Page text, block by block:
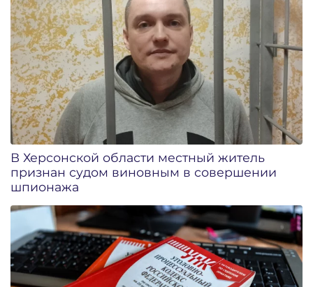
В Херсонской области местный житель
признан судом виновным в совершении
шпионажа